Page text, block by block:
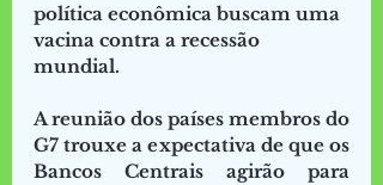
política econômica buscam uma
vacina contra a recessão
mundial.
A reunião dos países membros do
G7 trouxe a expectativa de que os
Bancos Centrais agirão para